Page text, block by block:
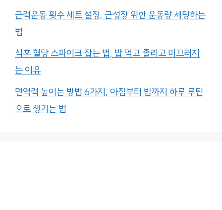
근력운동 횟수 세트 설정, 근성장 위한 운동량 세팅하는
법
식후 혈당 스파이크 잡는 법, 밥 먹고 졸리고 미끄러지
는 이유
면역력 높이는 방법 6가지, 아침부터 밤까지 하루 루틴
으로 챙기는 법